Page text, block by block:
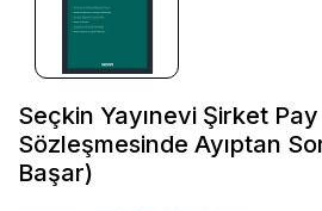
Seçkin Yayınevi Şirket
Sözleşmesinde Ayıptan
Başar)